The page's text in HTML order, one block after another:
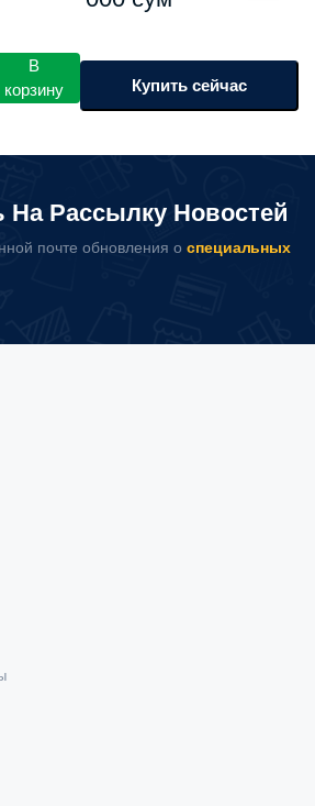
В
корзину
Купить сейчас
На Рассылку Новостей
почте обновления о специальных